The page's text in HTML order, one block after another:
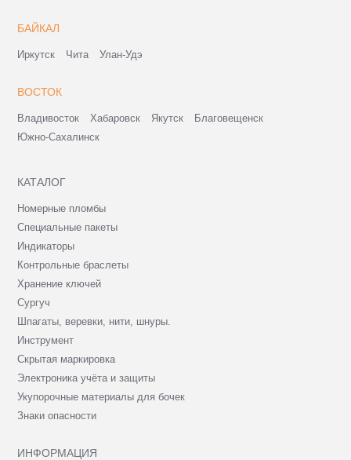
БАЙКАЛ
Иркутск Чита Улан-Удэ
ВОСТОК
Владивосток Хабаровск Якутск
Благовещенск
Южно-Сахалинск
КАТАЛОГ
Номерные пломбы
Специальные пакеты
Индикаторы
Контрольные браслеты
Хранение ключей
Сургуч
Шпагаты, веревки, нити, шнуры.
Инструмент
Скрытая маркировка
Электроника учёта и защиты
Укупорочные материалы для бочек
Знаки опасности
ИНФОРМАЦИЯ